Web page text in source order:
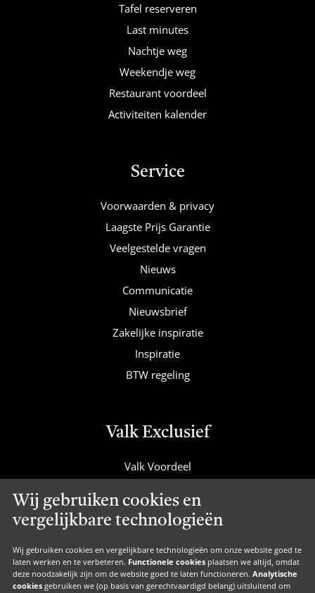
Wij gebruiken cookies en
vergelijkbare technologieën
Wij gebruiken cookies en vergelijkbare technologieën om onze website goed te
laten werken en te verbeteren. Functionele cookies plaatsen we altijd, omdat
deze noodzakelijk zijn om de website goed te laten functioneren. Analytische
cookies gebruiken we (op basis van gerechtvaardigd belang) uitsluitend om
Tafel reserveren
Last minutes
Nachtje weg
Weekendje weg
Restaurant voordeel
Activiteiten kalender
Service
Voorwaarden & privacy
Laagste Prijs Garantie
Veelgestelde vragen
Nieuws
Communicatie
Nieuwsbrief
Zakelijke inspiratie
Inspiratie
BTW regeling
Valk Exclusief
Valk Voordeel
Valk Suites
Valk Jobs
Valk Exclusief Membership
Valk Voor Thuis